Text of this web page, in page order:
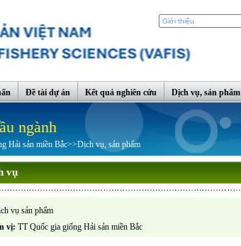
Đề tài dự án Kết quả nghiên cứu Dịch vụ, sản phẩm
ngành
Hải sản miền Bắc>>Dịch vụ, sản phẩm
vụ
vụ sản phẩm
vị: TT Quốc gia giống Hải sản miền Bắc